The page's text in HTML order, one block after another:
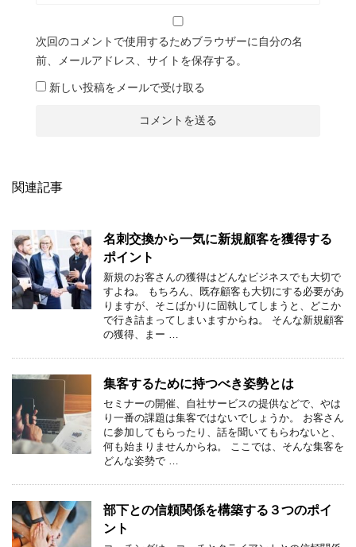
次回のコメントで使用するためブラウザーに自分の名
前、メールアドレス、サイトを保存する。
新しい投稿をメールで受け取る
関連記事
名刺交換から一気に新規顧客を獲得する
ポイント
新規のお客さんの獲得はどんなビジネスでも大切で
すよね。 もちろん、既存顧客も大切にする必要があ
りますが、そこばかりに固執してしまうと、どこか
で行き詰まってしまいますからね。 そんな新規顧客
の獲得、まー …
集客するために持つべき姿勢とは
セミナーの開催、自社サービスの提供などで、やは
り一番の課題は集客ではないでしょうか。 お客さん
に参加してもらったり、話を聞いてもらわないと、
何も始まりませんからね。 ここでは、そんな集客を
どんな姿勢で …
部下との信頼関係を構築する３つのポイ
ント